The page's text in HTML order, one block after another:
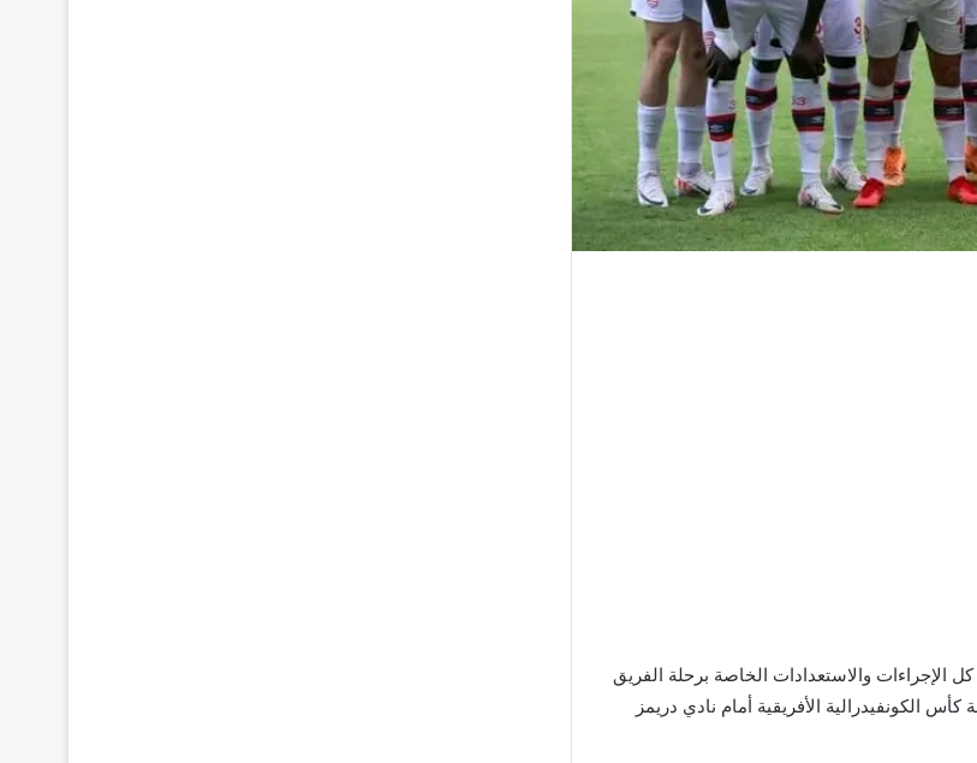
التونسي اليوم الجمعة 16 فبراير/ شباط، كل الإجراءات والاستعدادات الخاصة برحلة الفريق
الكونفيدرالية الأفريقية أمام نادي دريمز